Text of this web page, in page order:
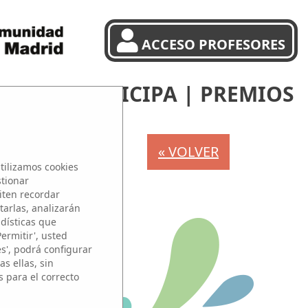
ACCESO PROFESORES
|PARTICIPA | PREMIOS
« VOLVER
cookies
recordar
analizarán
que
usted
podrá configurar
ellas, sin
para el correcto